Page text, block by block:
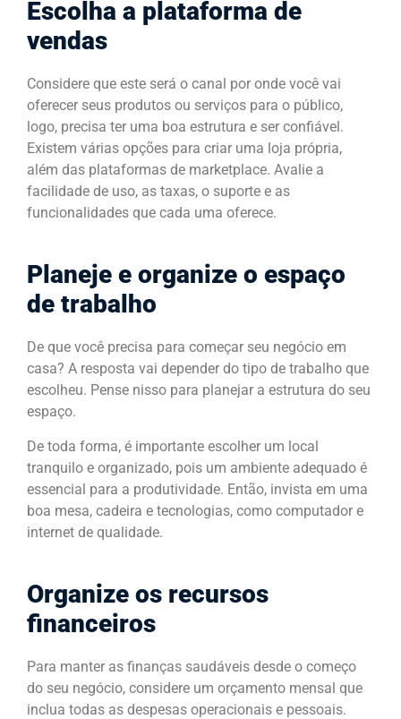
Escolha a plataforma de
vendas
Considere que este será o canal por onde você vai
oferecer seus produtos ou serviços para o público,
logo, precisa ter uma boa estrutura e ser confiável.
Existem várias opções para criar uma loja própria,
além das plataformas de marketplace. Avalie a
facilidade de uso, as taxas, o suporte e as
funcionalidades que cada uma oferece.
Planeje e organize o espaço
de trabalho
De que você precisa para começar seu negócio em
casa? A resposta vai depender do tipo de trabalho que
escolheu. Pense nisso para planejar a estrutura do seu
espaço.
De toda forma, é importante escolher um local
tranquilo e organizado, pois um ambiente adequado é
essencial para a produtividade. Então, invista em uma
boa mesa, cadeira e tecnologias, como computador e
internet de qualidade.
Organize os recursos
financeiros
Para manter as finanças saudáveis desde o começo
do seu negócio, considere um orçamento mensal que
inclua todas as despesas operacionais e pessoais.